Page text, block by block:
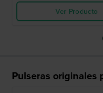
Ver Producto
Pulseras originales